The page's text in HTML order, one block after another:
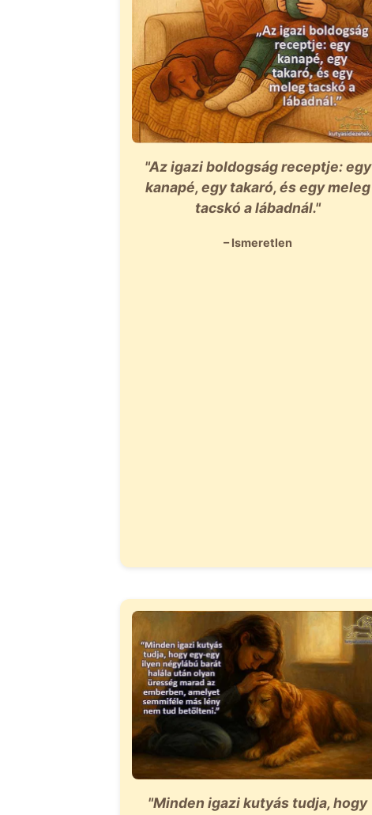
"Az igazi boldogság receptje: egy
kanapé, egy takaró, és egy meleg
tacskó a lábadnál."
– Ismeretlen
"Minden igazi kutyás tudja, hogy